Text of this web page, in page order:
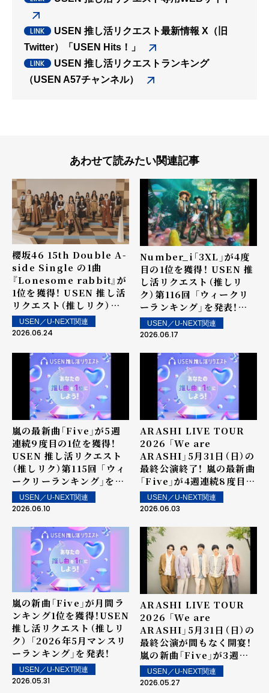
USEN 推し活リクエスト最新情報 X（旧
Twitter）「USEN Hits！」
USEN 推し活リクエストランキング
（USEN A57チャンネル）
あわせて読みたい関連記事
櫻坂46 15th Double A-
side Single の1曲
『Lonesome rabbit』が
1位を獲得！ USEN 推し活
リクエスト（推しリク）第
117回 「ウィークリーラン
キング」を発表！～ 上位ラ
（土）より街中・店内で配信
USEN／U-NEXT関連
2026.06.24
Number_i「3XL」が4度
目の1位を獲得！ USEN 推
し活リクエスト（推しリ
ク）第116回 「ウィークリ
ーランキング」を発表！～
上位ランクイン楽曲は6月
20日（土）より街中・店内で
USEN／U-NEXT関連
2026.06.17
嵐の最新曲「Five」が5週
連続9度目の1位を獲得！
USEN 推し活リクエスト
（推しリク）第115回 「ウィ
ークリーランキング」を発
表！～ 上位ランクイン楽曲
は6月13日（土）より街中・
USEN／U-NEXT関連
2026.06.10
ARASHI LIVE TOUR
2026 「We are
ARASHI」5月31日（日）の
最終公演終了！ 嵐の最新曲
「Five」が4週連続8度目の
1位を獲得！USEN 推し活
リクエスト（推しリク）第
キング」を発表！～ 上位ラ
ンクイン楽曲は6月6日
（土）より街中・店内で配信
USEN／U-NEXT関連
2026.06.03
嵐の新曲「Five」が月間ラ
ンキング1位を獲得！USEN
推し活リクエスト（推しリ
ク） 「2026年5月マンスリ
ーランキング」を発表！
USEN／U-NEXT関連
2026.05.31
ARASHI LIVE TOUR
2026 「We are
ARASHI」5月31日（日）の
最終公演が間もなく開宴！
嵐の新曲「Five」が3週連
続7度目の1位を獲得！
USEN 推し活リクエスト
USEN／U-NEXT関連
2026.05.27